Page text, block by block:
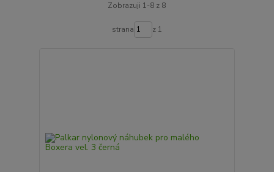
Zobrazuji 1-8 z 8
strana z 1